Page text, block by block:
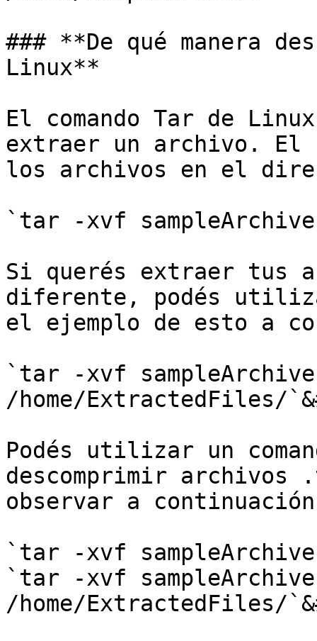
### **De qué manera
Linux**
El comando Tar de
extraer un archivo. El
los archivos en el
`tar -xvf
Si querés extraer tus
diferente, podés
el ejemplo de esto a
`tar -xvf
/home/ExtractedFiles/
Podés utilizar un
descomprimir archivos
observar a
`tar -xvf
`tar -xvf
/home/ExtractedFiles/